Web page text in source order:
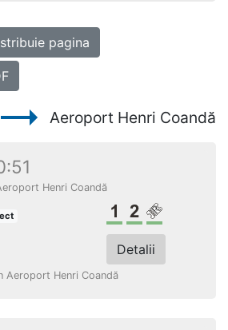
pagina
Aeroport Henri Coandă
Henri Coandă
Clasa 1Clasa a 2-a
Loc
Detalii
Aeroport Henri Coandă